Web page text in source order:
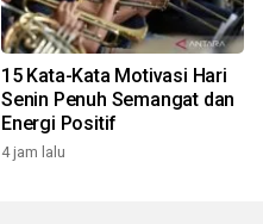
15 Kata-Kata Motivasi Hari
Senin Penuh Semangat dan
Energi Positif
4 jam lalu